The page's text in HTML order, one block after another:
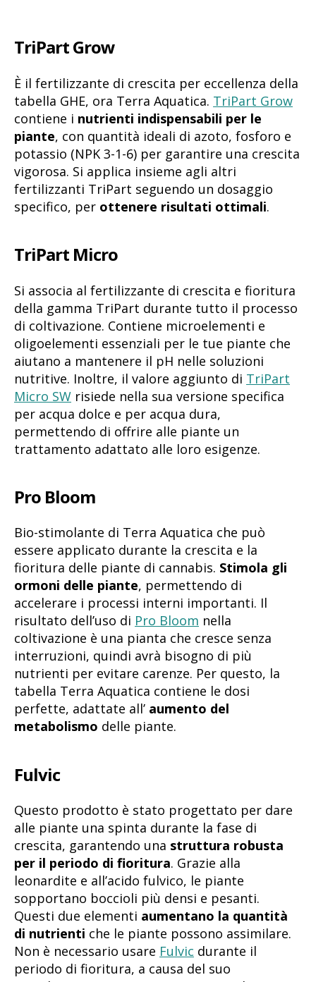
TriPart Grow
È il fertilizzante di crescita per eccellenza della
tabella GHE, ora Terra Aquatica. TriPart Grow
contiene i nutrienti indispensabili per le
piante, con quantità ideali di azoto, fosforo e
potassio (NPK 3-1-6) per garantire una crescita
vigorosa. Si applica insieme agli altri
fertilizzanti TriPart seguendo un dosaggio
specifico, per ottenere risultati ottimali.
TriPart Micro
Si associa al fertilizzante di crescita e fioritura
della gamma TriPart durante tutto il processo
di coltivazione. Contiene microelementi e
oligoelementi essenziali per le tue piante che
aiutano a mantenere il pH nelle soluzioni
nutritive. Inoltre, il valore aggiunto di TriPart
Micro SW risiede nella sua versione specifica
per acqua dolce e per acqua dura,
permettendo di offrire alle piante un
trattamento adattato alle loro esigenze.
Pro Bloom
Bio-stimolante di Terra Aquatica che può
essere applicato durante la crescita e la
fioritura delle piante di cannabis. Stimola gli
ormoni delle piante, permettendo di
accelerare i processi interni importanti. Il
risultato dell’uso di Pro Bloom nella
coltivazione è una pianta che cresce senza
interruzioni, quindi avrà bisogno di più
nutrienti per evitare carenze. Per questo, la
tabella Terra Aquatica contiene le dosi
perfette, adattate all’ aumento del
metabolismo delle piante.
Fulvic
Questo prodotto è stato progettato per dare
alle piante una spinta durante la fase di
crescita, garantendo una struttura robusta
per il periodo di fioritura. Grazie alla
leonardite e all’acido fulvico, le piante
sopportano boccioli più densi e pesanti.
Questi due elementi aumentano la quantità
di nutrienti che le piante possono assimilare.
Non è necessario usare Fulvic durante il
periodo di fioritura, a causa del suo